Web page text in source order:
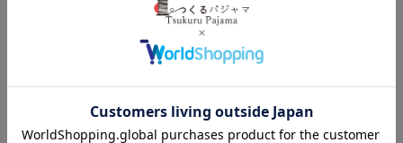
作務衣 上下セッ
ト・長袖 【オー
ダーメイド】
和晒京ひとえガ
ーゼレディース
パジャマ 上下セ
ット・長袖/前開
き/襟あり 【オー
パジャマ 上下セ
ット・長袖/前開
き/襟なし 【オー